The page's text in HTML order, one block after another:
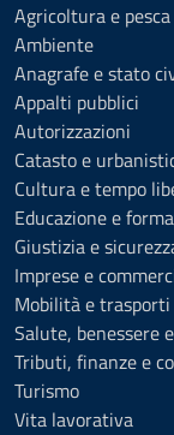
Agricoltura e pesca
Ambiente
Anagrafe e stato
Appalti pubblici
Autorizzazioni
Catasto e
Cultura e tempo
Educazione e
Giustizia e
Imprese e
Mobilità e trasporti
Salute, benessere
Tributi, finanze e
Turismo
Vita lavorativa